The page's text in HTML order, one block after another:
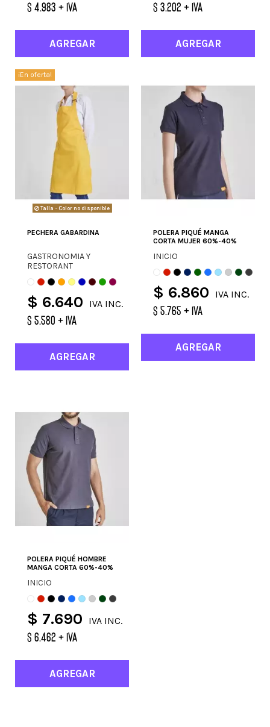
$ 4.983 + IVA
AGREGAR
$ 3.202 + IVA
AGREGAR
¡En oferta!
Talla - Color no disponible
PECHERA GABARDINA
GASTRONOMIA Y
RESTORANT
$ 6.640 IVA INC.
$ 5.580 + IVA
AGREGAR
POLERA PIQUÉ MANGA
CORTA MUJER 60%-40%
INICIO
$ 6.860 IVA INC.
$ 5.765 + IVA
AGREGAR
POLERA PIQUÉ HOMBRE
MANGA CORTA 60%-40%
INICIO
$ 7.690 IVA INC.
$ 6.462 + IVA
AGREGAR